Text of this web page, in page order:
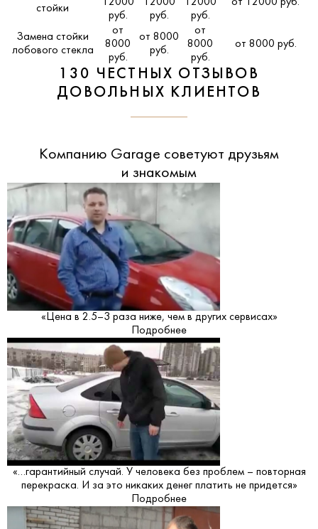
стойки
руб.
руб.
руб.
Замена стойки
лобового стекла
от
8000
руб.
от 8000
руб.
от
8000
руб.
от 8000 руб.
130 ЧЕСТНЫХ ОТЗЫВОВ
ДОВОЛЬНЫХ КЛИЕНТОВ
Компанию Garage советуют друзьям
и знакомым
«Цена в 2.5–3 раза ниже, чем в других сервисах»
Подробнее
«…гарантийный случай. У человека без проблем – повторная
перекраска. И за это никаких денег платить не придется»
Подробнее